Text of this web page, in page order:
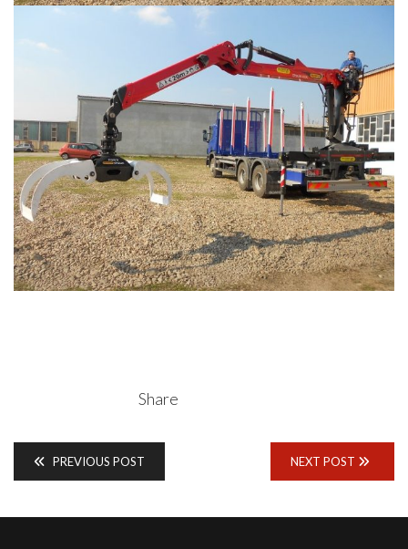
Share
PREVIOUS POST NEXT POST